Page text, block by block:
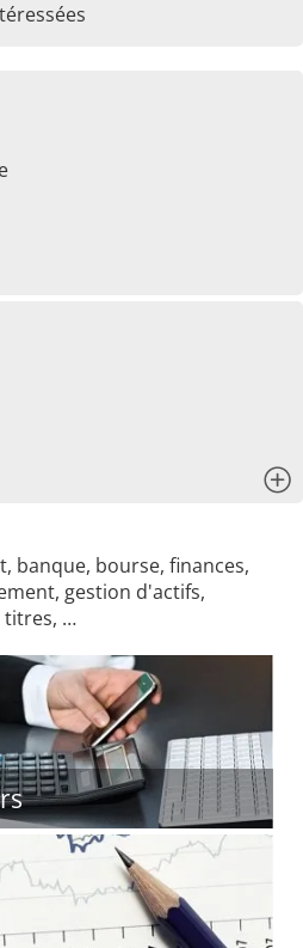
banque, bourse, finances,
gestion d'actifs,
titres, …